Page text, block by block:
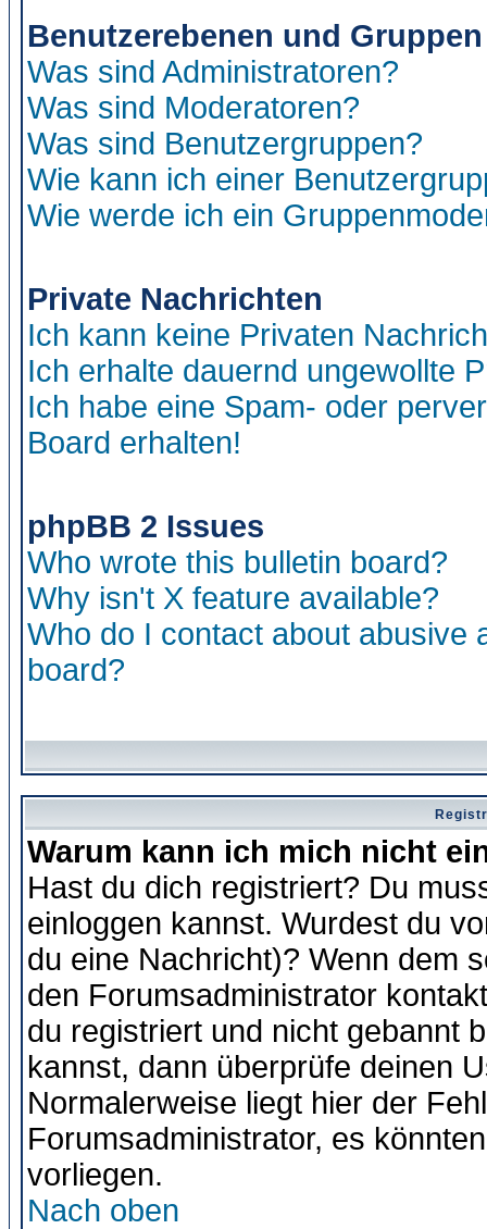
Benutzerebenen und Gruppen
Was sind Administratoren?
Was sind Moderatoren?
Was sind Benutzergruppen?
Wie kann ich einer
Wie werde ich ein
Private Nachrichten
Ich kann keine Privaten
Ich erhalte dauernd ungewollte
Ich habe eine Spam- oder
Board erhalten!
phpBB 2 Issues
Who wrote this bulletin board?
Why isn't X feature available?
Who do I contact about abusive
board?
Warum kann ich mich nicht
Hast du dich registriert? Du
einloggen kannst. Wurdest du
du eine Nachricht)? Wenn dem
den Forumsadministrator
du registriert und nicht gebannt
kannst, dann überprüfe deinen
Normalerweise liegt hier der
Forumsadministrator, es
vorliegen.
Nach oben